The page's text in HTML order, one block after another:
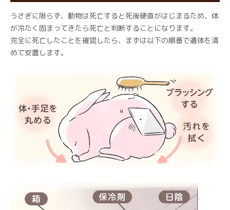
うさぎに限らず、動物は死亡すると死後硬直がはじまるため、体
が冷たく固まってきたら死亡と判断することになります。
完全に死亡したことを確認したら、まずは以下の順番で遺体を清
めて安置します。